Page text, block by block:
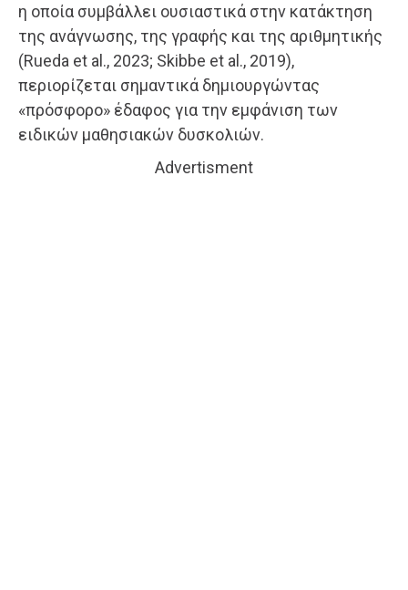
η οποία συμβάλλει ουσιαστικά στην κατάκτηση
της ανάγνωσης, της γραφής και της αριθμητικής
(Rueda et al., 2023; Skibbe et al., 2019),
περιορίζεται σημαντικά δημιουργώντας
«πρόσφορο» έδαφος για την εμφάνιση των
ειδικών μαθησιακών δυσκολιών.
Advertisment